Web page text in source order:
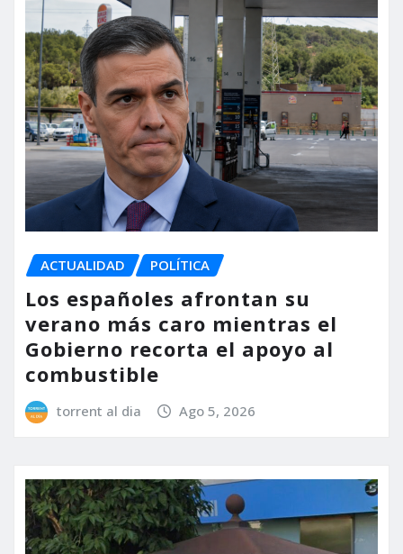
ACTUALIDAD POLÍTICA
Los españoles afrontan su
verano más caro mientras el
Gobierno recorta el apoyo al
combustible
torrent al dia Ago 5, 2026